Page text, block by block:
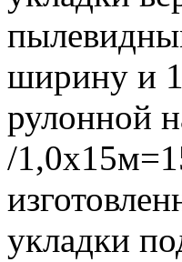
ширину и
рулонной
/
укладки